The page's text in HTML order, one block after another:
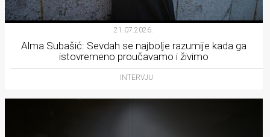
21.07.2026.
Alma Subašić: Sevdah se najbolje razumije kada ga
istovremeno proučavamo i živimo
INTERVJU